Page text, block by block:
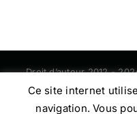
Droit d’auteur 2012 -
réservés |
Ce site internet
navigation. Vous